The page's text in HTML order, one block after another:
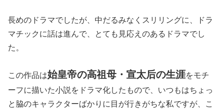
長めのドラマでしたが、中だるみなくスリリングに、ドラ
マチックに話は進んで、とても見応えのあるドラマでし
た。
この作品は始皇帝の高祖母・宣太后の生涯をモチ
ーフに描いた小説をドラマ化したもので、いつもはちょっ
と脇のキャラクターばかりに目が行きがちな私ですが、こ